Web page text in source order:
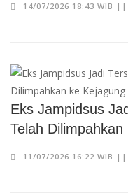
14/07/2026 18:43 WIB ||
Eks Jampidsus
Telah
11/07/2026 16:22 WIB ||